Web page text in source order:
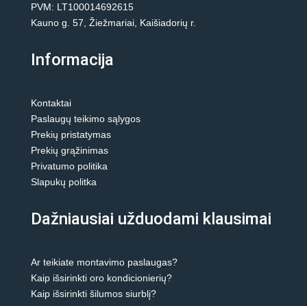
PVM: LT100014692615
Kauno g. 57, Žiežmariai, Kaišiadorių r.
Informacija
Kontaktai
Paslaugų teikimo sąlygos
Prekių pristatymas
Prekių grąžinimas
Privatumo politika
Slapukų politka
Dažniausiai užduodami klausimai
Ar teikiate montavimo paslaugas?
Kaip išsirinkti oro kondicionierių?
Kaip išsirinkti šilumos siurblį?